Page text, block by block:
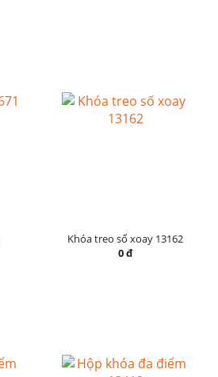
Khóa treo số xoay 13162
0 đ